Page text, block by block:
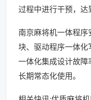
过程中进行干预，达
南京麻将机一体程
块、驱动程序一体化
一体化集成设计故
长期常态化使用。